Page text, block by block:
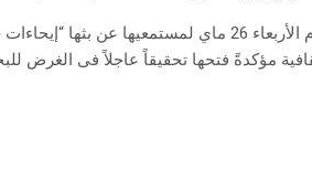
مؤكدةً فتحها تحقيقاً عاجلاً فى